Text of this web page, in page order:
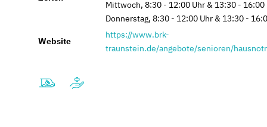
Mittwoch, 8:30 - 12:00 Uhr & 13:30 - 16:00
Donnerstag, 8:30 - 12:00 Uhr & 13:30 -
Website
https://www.brk-
traunstein.de/angebote/senioren/